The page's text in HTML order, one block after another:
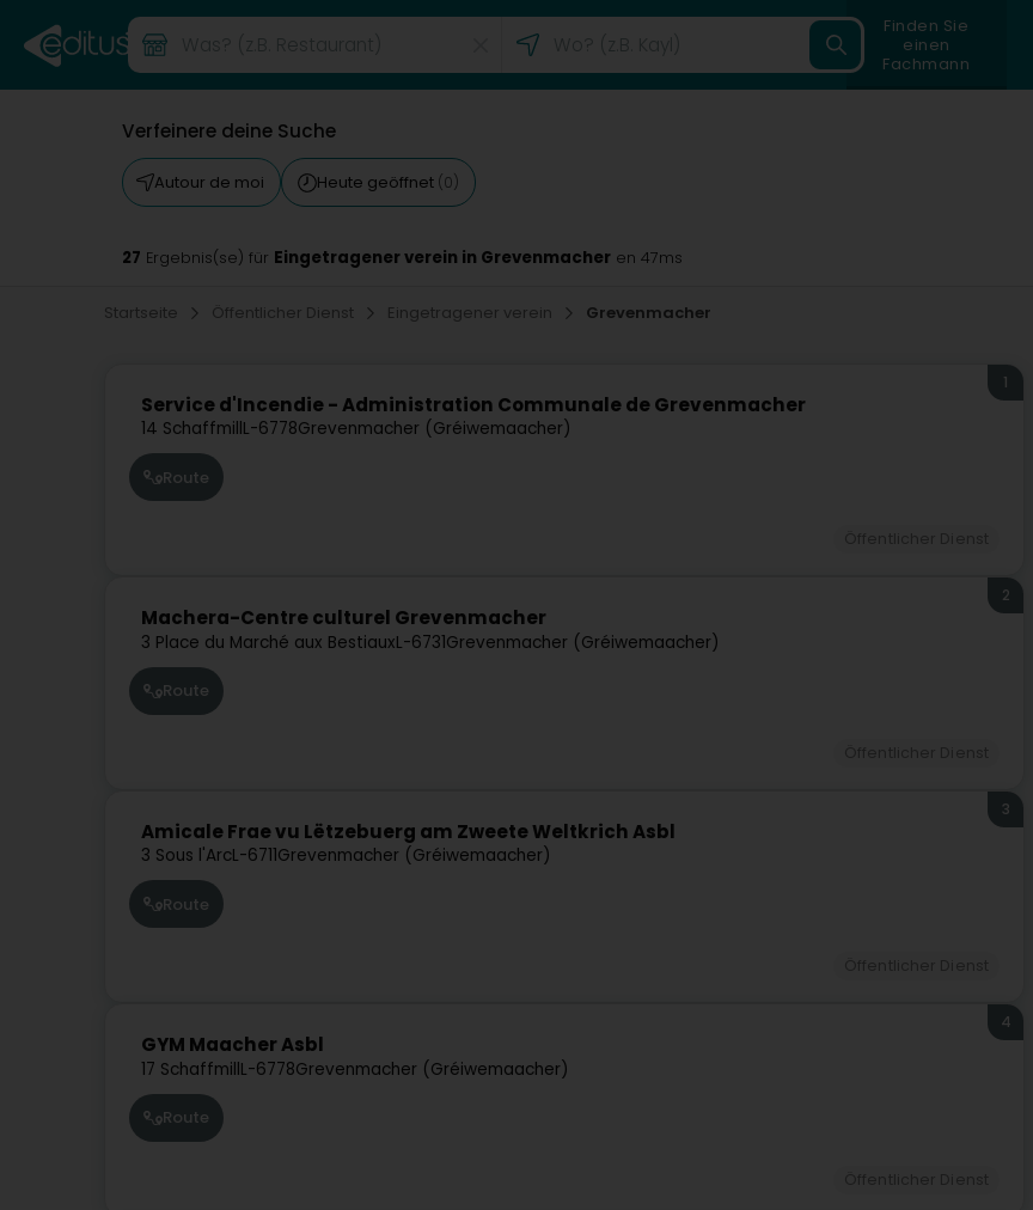
Finden Sie
einen
Fachmann
Verfeinere deine Suche
Autour de moi Heute geöffnet (0)
27 Ergebnis(se) für Eingetragener verein in Grevenmacher en 47ms
Startseite Öffentlicher Dienst Eingetragener verein Grevenmacher
Service d'Incendie - Administration Communale de Grevenmacher
14 SchaffmillL-6778Grevenmacher (Gréiwemaacher)
1
Route
Machera-Centre culturel Grevenmacher
3 Place du Marché aux BestiauxL-6731Grevenmacher (Gréiwemaacher)
2
Route
Amicale Frae vu Lëtzebuerg am Zweete Weltkrich Asbl
3 Sous l'ArcL-6711Grevenmacher (Gréiwemaacher)
3
Route
GYM Maacher Asbl
17 SchaffmillL-6778Grevenmacher (Gréiwemaacher)
4
Route